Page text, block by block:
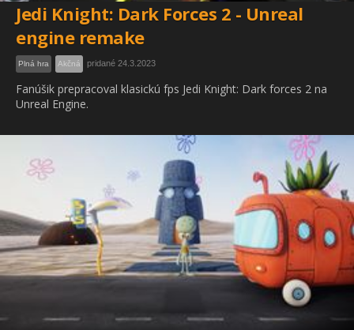
Jedi Knight: Dark Forces 2 - Unreal
engine remake
Plná hra Akčná pridané 24.3.2023
Fanúšik prepracoval klasickú fps Jedi Knight: Dark forces 2 na
Unreal Engine.